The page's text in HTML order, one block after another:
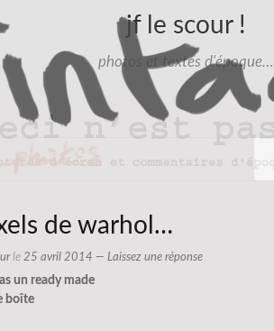
jf le scour !
photos et textes d'époque…
de warhol…
le 25 avril 2014 — Laissez une réponse
un ready made
boîte